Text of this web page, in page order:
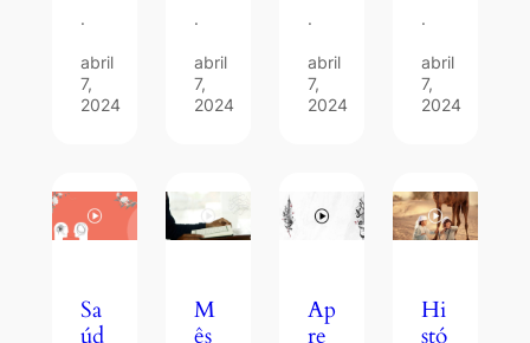
·
abril
7,
2024
·
abril
7,
2024
·
abril
7,
2024
·
abril
7,
2024
Sa
úd
M
ês
Ap
re
Hi
stó